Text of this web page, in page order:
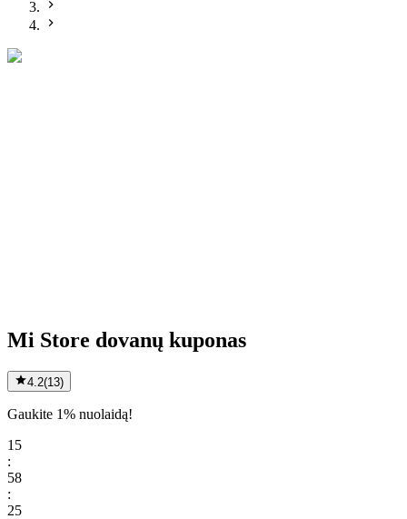
Mi Store dovanų kuponas
4.2(13)
Gaukite 1% nuolaidą!
15
:
58
:
25